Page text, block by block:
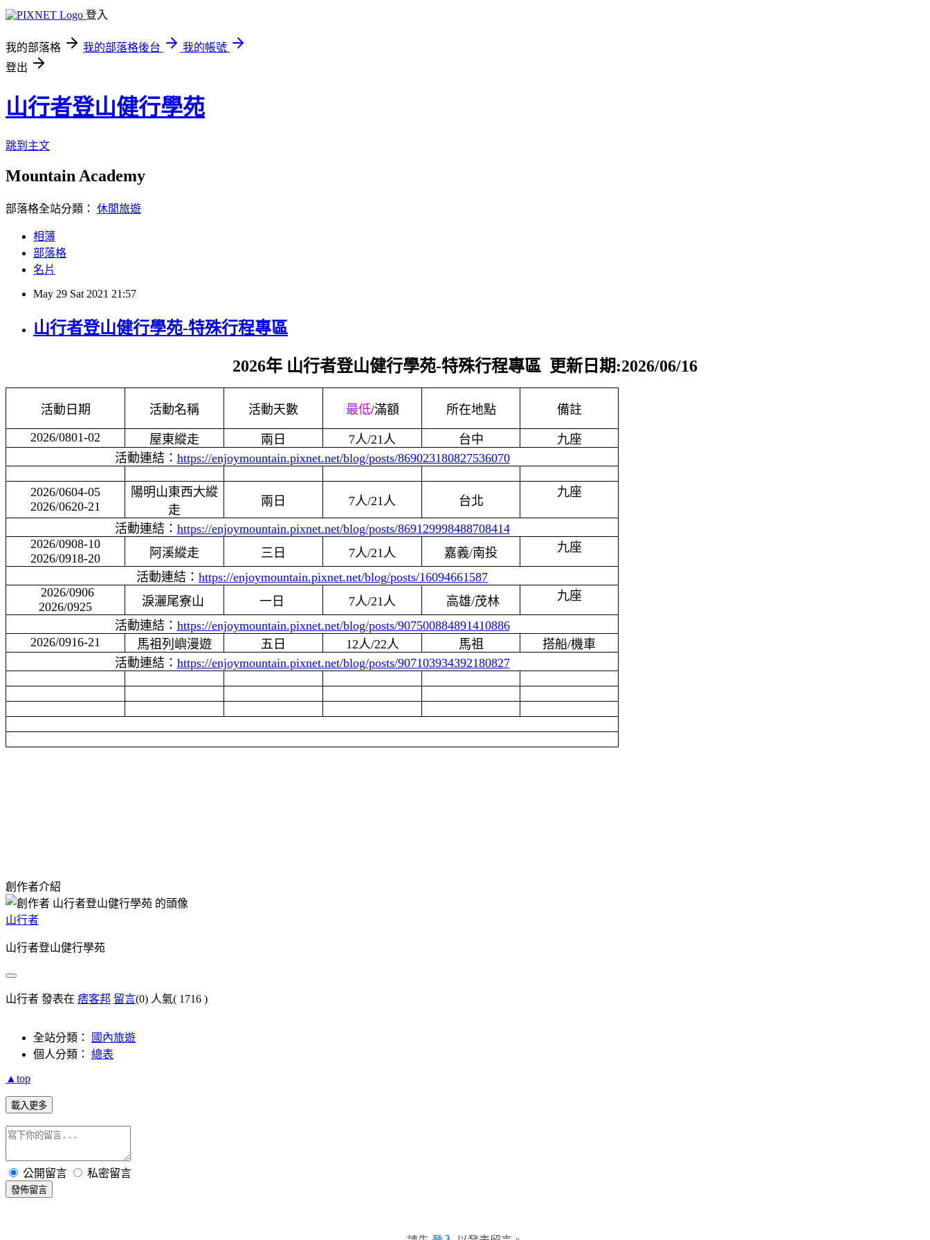
登入
我的部落格 我的部落格後台
我的帳號
登出
山行者登山健行學苑
跳到主文
Mountain Academy
部落格全站分類： 休閒旅遊
相簿
部落格
名片
May 29 Sat 2021 21:57
山行者登山健行學苑-特殊行程專區
2026年 山行者登山健行學苑-特殊行程專區 更新日期:2026/06/16
活動日期 活動名稱 活動天數 最低/滿額 所在地點
備註
2026/0801-02
屋東縱走 兩日 7人/21人 台中
九座
活動連結： https://enjoymountain.pixnet.net/blog/posts/869023180827536070
2026/0604-05
2026/0620-21
陽明山東西大縱
走
兩日 7人/21人 台北
九座
活動連結： https://enjoymountain.pixnet.net/blog/posts/869129998488708414
2026/0908-10
2026/0918-20
阿溪縱走 三日 7人/21人 嘉義/南投 九座
活動連結： https://enjoymountain.pixnet.net/blog/posts/16094661587
2026/0906
2026/0925
淚灑尾寮山 一日 7人/21人 高雄/茂林 九座
活動連結： https://enjoymountain.pixnet.net/blog/posts/907500884891410886
2026/0916-21
馬祖列嶼漫遊 五日 12人/22人 馬祖
搭船/機車
活動連結： https://enjoymountain.pixnet.net/blog/posts/907103934392180827
創作者介紹
山行者
山行者登山健行學苑
山行者 發表在 痞客邦 留言(0) 人氣( 1716 )
全站分類：
國內旅遊
個人分類： 總表
▲top
載入更多
公開留言 私密留言
發佈留言